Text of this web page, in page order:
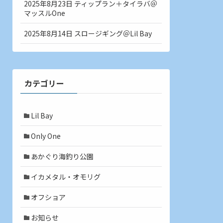
2025年8月23日 ティップラン＋タイラバ＠
マッスルOne
2025年8月14日 スロージギング＠Lil Bay
カテゴリー
Lil Bay
Only One
あかぐり海釣り公園
イカメタル・オモリグ
オフショア
お知らせ